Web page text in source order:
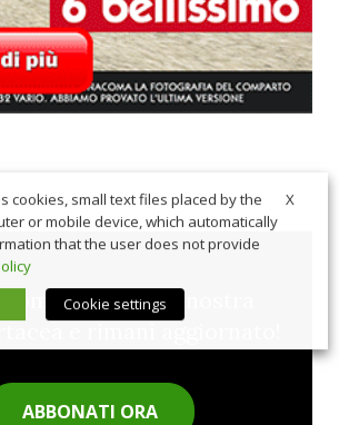
comodamente la nostra
e rimani aggiornato!
ABBONATI ORA
X
cookies, small text files placed by the
or mobile device, which automatically
that the user does not provide
Cookie settings